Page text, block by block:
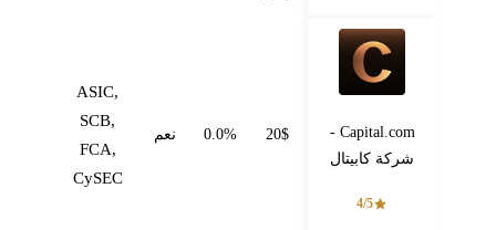
Capital.com -
شركة كابيتال
4/5
20$
0.0% نعم
ASIC,
SCB,
FCA,
CySEC